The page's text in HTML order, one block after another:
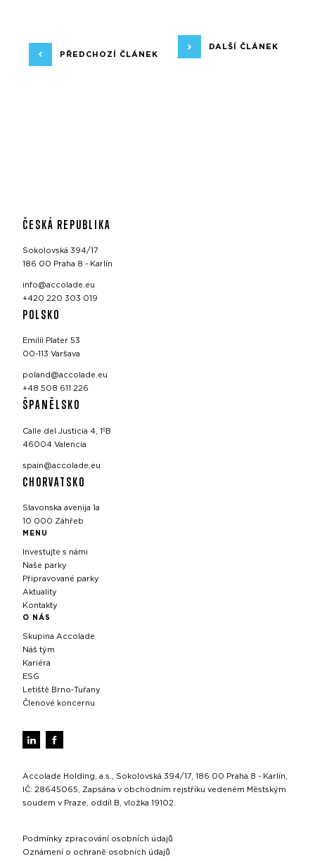
PŘEDCHOZÍ ČLÁNEK
DALŠÍ ČLÁNEK
ČESKÁ REPUBLIKA
Sokolovská 394/17
186 00 Praha 8 - Karlín
info@accolade.eu
+420 220 303 019
POLSKO
Emilii Plater 53
00-113 Varšava
poland@accolade.eu
+48 508 611 226
ŠPANĚLSKO
Calle del Justicia 4, 1ºB
46004 Valencia
spain@accolade.eu
CHORVATSKO
Slavonska avenija 1a
10 000 Záhřeb
MENU
Investujte s námi
Naše parky
Připravované parky
Aktuality
Kontakty
O NÁS
Skupina Accolade
Náš tým
Kariéra
ESG
Letiště Brno‑Tuřany
Členové koncernu
Accolade Holding, a.s., Sokolovská 394/17, 186 00 Praha 8 - Karlín,
IČ: 28645065, Zapsána v obchodním rejstříku vedeném Městským
soudem v Praze, oddíl B, vložka 19102.
Podmínky zpracování osobních údajů
Oznámení o ochraně osobních údajů